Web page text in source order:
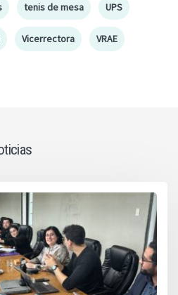
tenis de mesa UPS
Vicerrectora VRAE